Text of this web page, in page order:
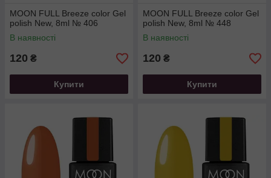
MOON FULL Breeze color Gel
polish New, 8ml № 406
В наявності
120 ₴
Купити
MOON FULL Breeze color Gel
polish New, 8ml № 448
В наявності
120 ₴
Купити